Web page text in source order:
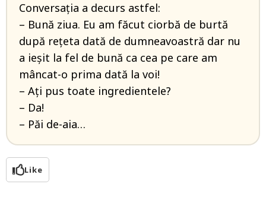
Conversaţia a decurs astfel:
– Bună ziua. Eu am făcut ciorbă de burtă
după reţeta dată de dumneavoastră dar nu
a ieşit la fel de bună ca cea pe care am
mâncat-o prima dată la voi!
– Aţi pus toate ingredientele?
– Da!
– Păi de-aia…
Like